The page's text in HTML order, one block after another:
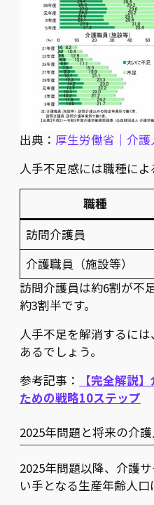
出典： 厚生労働省｜介
人手不足感には職種によ
職種
訪問介護員
介護職員（施設等）
訪問介護員は約6割が不
約3割半です。
人手不足を解消するに
あるでしょう。
参考記事：
【完全解説
ための戦略10ステップ
2025年問題と将来の介
2025年問題以降、介護
い手となる生産年齢人口